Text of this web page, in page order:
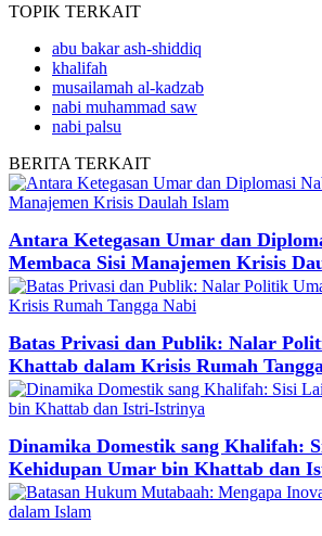
TOPIK TERKAIT
abu bakar ash-shiddiq
khalifah
musailamah al-kadzab
nabi muhammad saw
nabi palsu
BERITA TERKAIT
Antara Ketegasan Umar dan
Membaca Sisi Manajemen Krisis
Batas Privasi dan Publik: Nalar
Khattab dalam Krisis Rumah
Dinamika Domestik sang Khalifah:
Kehidupan Umar bin Khattab dan